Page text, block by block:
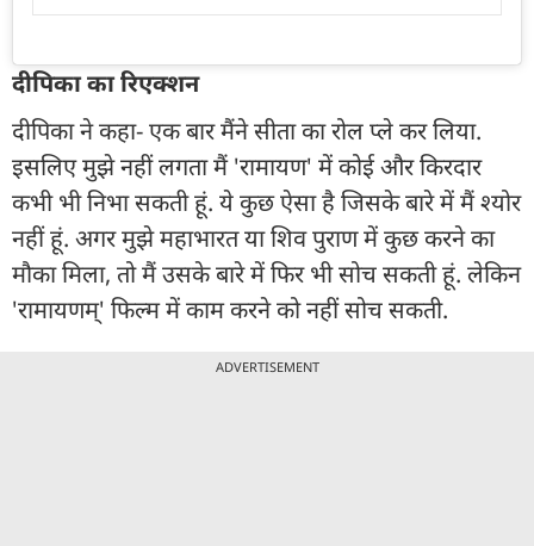
दीपिका का रिएक्शन
दीपिका ने कहा- एक बार मैंने सीता का रोल प्ले कर लिया.
इसलिए मुझे नहीं लगता मैं 'रामायण' में कोई और किरदार
कभी भी निभा सकती हूं. ये कुछ ऐसा है जिसके बारे में मैं श्योर
नहीं हूं. अगर मुझे महाभारत या शिव पुराण में कुछ करने का
मौका मिला, तो मैं उसके बारे में फिर भी सोच सकती हूं. लेकिन
'रामायणम्' फिल्म में काम करने को नहीं सोच सकती.
ADVERTISEMENT